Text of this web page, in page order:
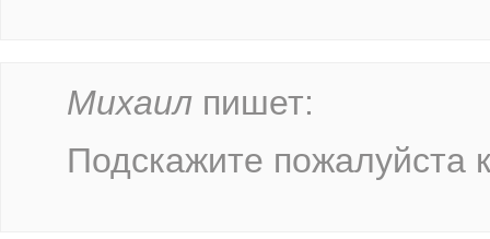
Михаил пишет:
Подскажите пожалуйста